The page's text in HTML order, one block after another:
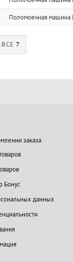
Поломоечная машина
ВСЕ7
заказа
Бонус
данных